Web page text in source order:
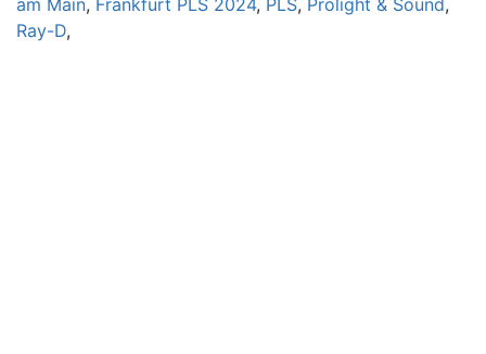
am Main, Frankfurt PLS 2024, PLS, Prolight & Sound,
Ray-D,